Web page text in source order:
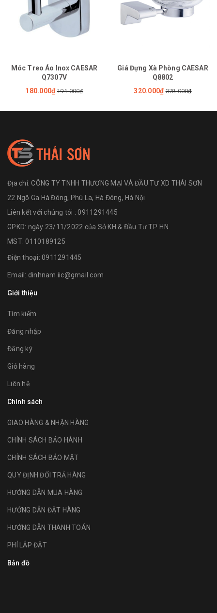
Móc Treo Áo Inox CAESAR
Q7307V
180.000₫ 194.000₫
Giá Đựng Xà Phòng CAESAR
Q8802
320.000₫ 378.000₫
Địa chỉ:CÔNG TY TNHH THƯƠNG MẠI VÀ ĐẦU TƯ XD THÁI SƠN
22 Ngõ Ga Hà Đông, Phú La, Hà Đông, Hà Nội
Liên kết với chúng tôi : 0911291445
GPKD: ngày 23/11/2022 của Sở KH & Đầu Tư TP. HN
MST: 0110189125
Điện thoại: 0911291445
Email: dinhnam.iic@gmail.com
Giới thiệu
Tìm kiếm
Đăng nhập
Đăng ký
Giỏ hàng
Liên hệ
Chính sách
GIAO HÀNG & NHẬN HÀNG
CHÍNH SÁCH BẢO HÀNH
CHÍNH SÁCH BẢO MẬT
QUY ĐỊNH ĐỔI TRẢ HÀNG
HƯỚNG DẪN MUA HÀNG
HƯỚNG DẪN ĐẶT HÀNG
HƯỚNG DẪN THANH TOÁN
PHÍ LẮP ĐẶT
Bản đồ